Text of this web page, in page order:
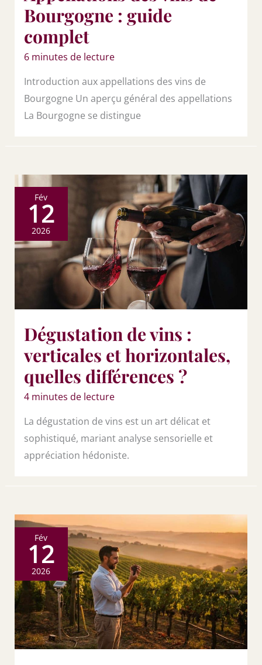
Bourgogne : guide
complet
6 minutes de lecture
Introduction aux appellations des vins de
Bourgogne Un aperçu général des appellations
La Bourgogne se distingue
Fév
12
2026
Dégustation de vins :
verticales et horizontales,
quelles différences ?
4 minutes de lecture
La dégustation de vins est un art délicat et
sophistiqué, mariant analyse sensorielle et
appréciation hédoniste.
Fév
12
2026